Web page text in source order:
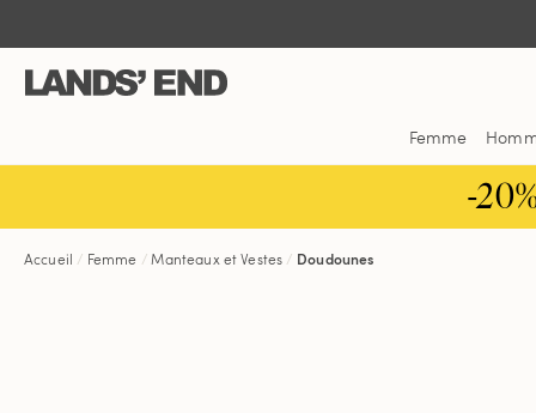
contenu
navigation
barre
Femme
-
Accueil Femme Manteaux et Vestes Doudounes